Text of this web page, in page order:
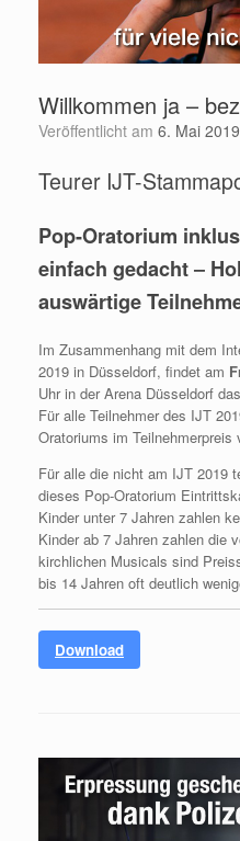
Willkommen ja –
Veröffentlicht am 6. Mai 2019
Teurer IJT-
Pop-Oratorium
einfach gedacht ‒
auswärtige
Im Zusammenhang mit dem
2019 in Düsseldorf, findet am
Uhr in der Arena Düsseldorf das
Für alle Teilnehmer des IJT
Oratoriums im Teilnehmerpreis
Für alle die nicht am IJT 2019
dieses Pop-Oratorium
Kinder unter 7 Jahren zahlen
Kinder ab 7 Jahren zahlen die
kirchlichen Musicals sind
bis 14 Jahren oft deutlich
Download